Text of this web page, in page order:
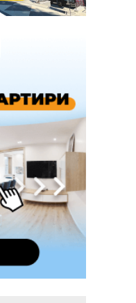
Долині та
малолітнього
і 30 тисяч
гідрологічна
до найнижчих
масова бійка,
права
до
грн
БПЛА
під час